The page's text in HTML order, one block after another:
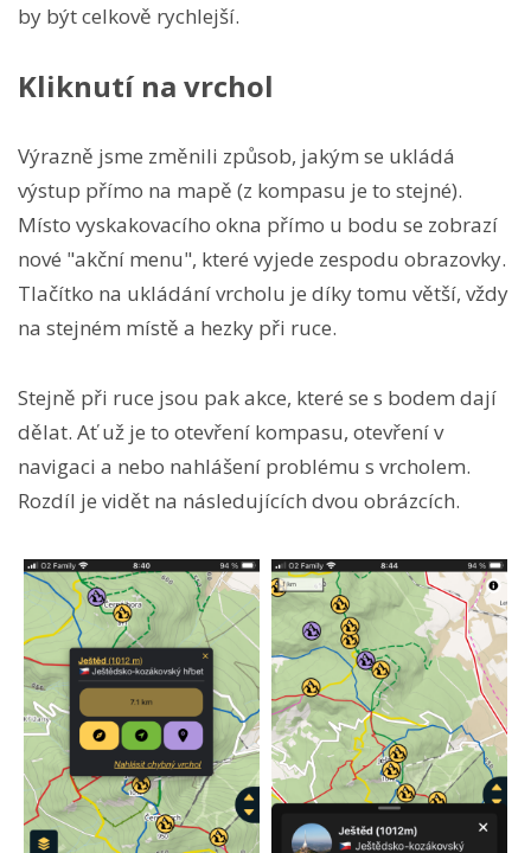
by být celkově rychlejší.
Kliknutí na vrchol
Výrazně jsme změnili způsob, jakým se ukládá
výstup přímo na mapě (z kompasu je to stejné).
Místo vyskakovacího okna přímo u bodu se zobrazí
nové "akční menu", které vyjede zespodu obrazovky.
Tlačítko na ukládání vrcholu je díky tomu větší, vždy
na stejném místě a hezky při ruce.
Stejně při ruce jsou pak akce, které se s bodem dají
dělat. Ať už je to otevření kompasu, otevření v
navigaci a nebo nahlášení problému s vrcholem.
Rozdíl je vidět na následujících dvou obrázcích.